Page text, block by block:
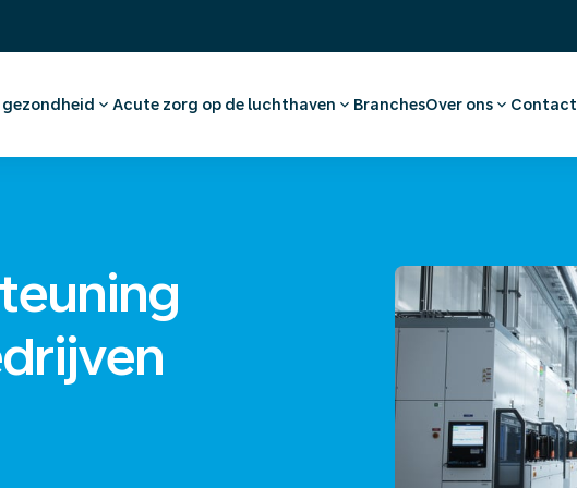
gezondheid
maken werknemer
Acute zorg op de luchthaven
Eerste Hulp en huisartsenzorg
BranchesOver ons
Ons verhaal
Contact